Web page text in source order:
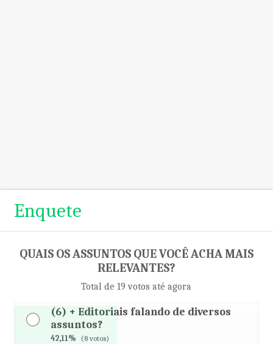
Enquete
QUAIS OS ASSUNTOS QUE VOCÊ ACHA MAIS
RELEVANTES?
Total de 19 votos até agora
(6) + Editoriais falando de diversos
assuntos?
42,11% (8 votos)